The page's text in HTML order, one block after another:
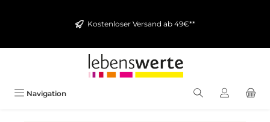
Kostenloser Versand ab 49€**
Navigation